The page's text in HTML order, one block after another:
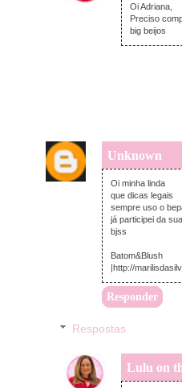
Oi Adriana,
Preciso
big beijos
Unknown
Oi minha linda
que dicas legais
sempre uso o
já participei da
bjss
Batom&Blush
|http://
Responder
Respostas
Lulu on